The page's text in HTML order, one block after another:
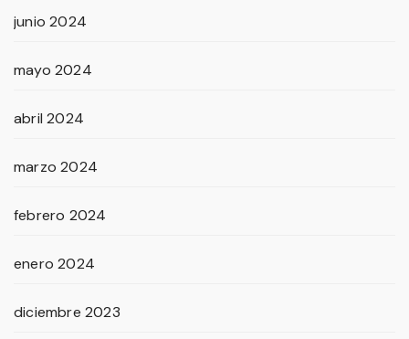
junio 2024
mayo 2024
abril 2024
marzo 2024
febrero 2024
enero 2024
diciembre 2023